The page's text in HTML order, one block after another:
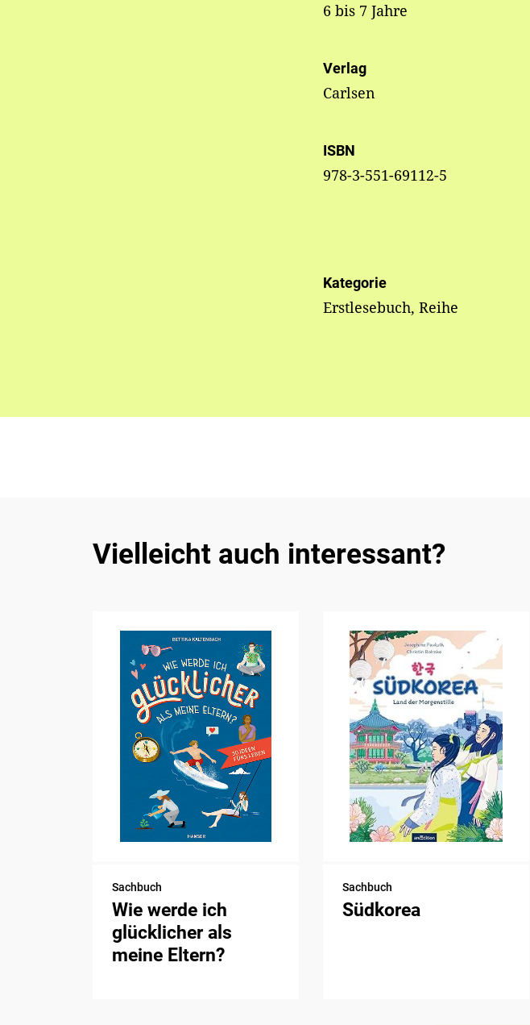
6 bis 7 Jahre
Verlag
Carlsen
ISBN
978-3-551-69112-5
Kategorie
Erstlesebuch, Reihe
Vielleicht auch interessant?
Sachbuch
Wie werde ich
glücklicher als
meine Eltern?
Sachbuch
Südkorea